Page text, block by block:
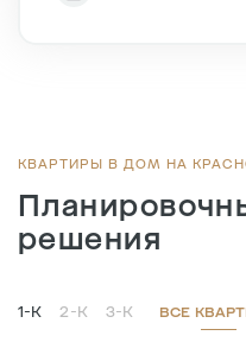
КВАРТИРЫ В ДОМ НА
решения
1-К 2-К 3-К ВСЕ